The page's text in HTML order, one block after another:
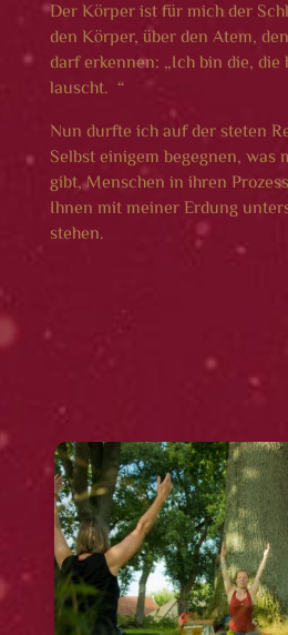
Der Körper ist für mich der
den Körper, über den Atem,
darf erkennen: „Ich bin die, die
lauscht.“
Nun durfte ich auf der steten
Selbst einigem begegnen, was
gibt, Menschen in ihren
Ihnen mit meiner Erdung
stehen.